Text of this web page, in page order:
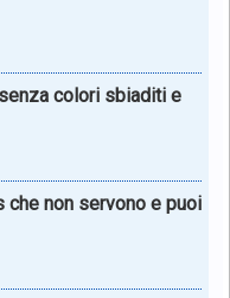
colori sbiaditi e
che non servono e puoi